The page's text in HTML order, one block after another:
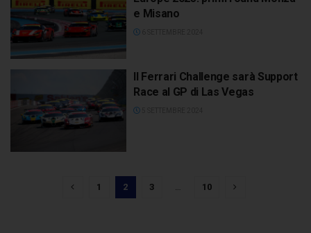
e Misano
Il Ferrari Challenge sarà Support
Race al GP di Las Vegas
1 2 3 … 10